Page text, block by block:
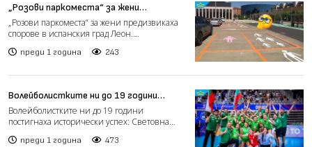
„Розови паркоместа“ за жени
предизвикаха спорове в Испания (видео)
„Розови паркоместа“ за жени предизвикаха
спорове в испанския град Леон.
преди 1 година 243
Волейболистките ни до 19 години
постигнаха исторически успех:
Световна титла за България!
Волейболистките ни до 19 години
постигнаха исторически успех: Световна
преди 1 година 473